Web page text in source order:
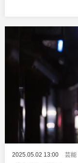
2025.05.02 13:00 芸能